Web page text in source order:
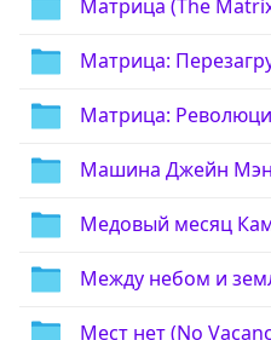
Матрица (The
Матрица:
Матрица:
Машина Джейн
Медовый месяц
Между небом и
Мест нет (No